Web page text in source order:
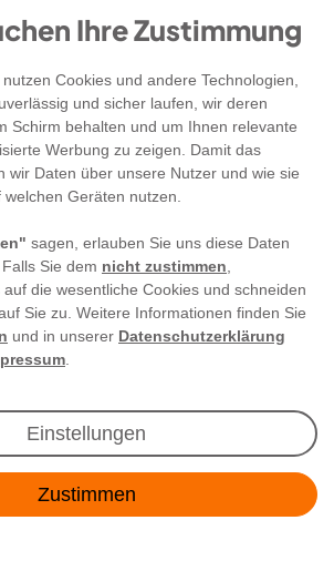
Ihre Zustimmung
Cookies und andere Technologien,
und sicher laufen, wir deren
Schirm behalten und um Ihnen relevante
Werbung zu zeigen. Damit das
wir Daten über unsere Nutzer und wie sie
Geräten nutzen.
sagen, erlauben Sie uns diese Daten
Sie dem nicht zustimmen
die wesentliche Cookies und schneiden
Sie zu. Weitere Informationen finden Sie
und in unserer Datenschutzerklärung
Einstellungen
Zustimmen
Anmeldung
per E-Mail erhalten - Geld
nie so einfach!